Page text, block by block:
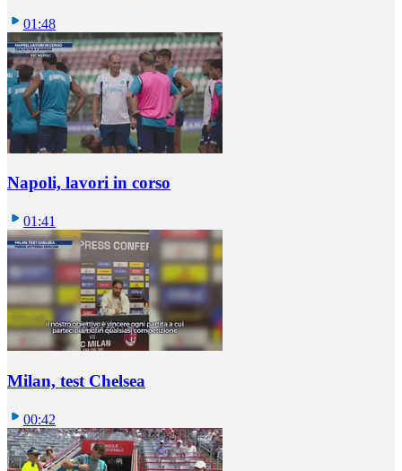
01:48
Napoli, lavori in corso
01:41
Milan, test Chelsea
00:42